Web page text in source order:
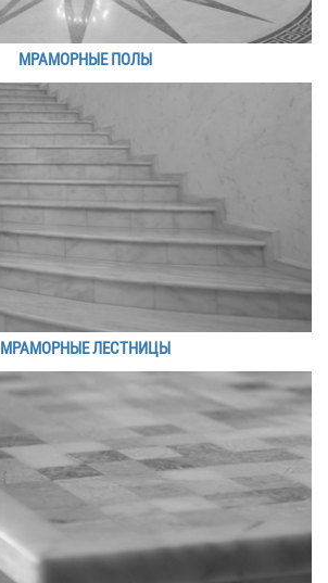
МРАМОРНЫЕ ПОЛЫ
МРАМОРНЫЕ ЛЕСТНИЦЫ